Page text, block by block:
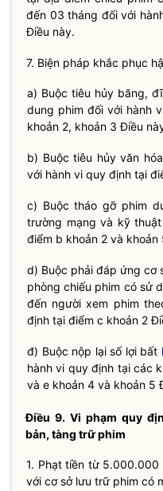
đến 03 tháng đối với
Điều này.
7. Biện pháp khắc phục
a) Buộc tiêu hủy băng,
dung phim đối với hành
khoản 2, khoản 3 Điều
b) Buộc tiêu hủy văn
với hành vi quy định tại
c) Buộc tháo gỡ phim
trường mạng và kỹ
điểm b khoản 2 và khoản
d) Buộc phải đáp ứng cơ
phòng chiếu phim có sử
đến người xem phim
định tại điểm c khoản 2
đ) Buộc nộp lại số lợi bất
hành vi quy định tại các
và e khoản 4 và khoản 5
Điều 9. Vi phạm quy
bản, tàng trữ phim
1. Phạt tiền từ
với cơ sở lưu trữ phim có